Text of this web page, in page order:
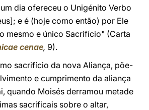
dia ofereceu o Unigénito Verbo
e é (hoje como então) por Ele
mesmo e único Sacrifício" (Carta
cenae, 9).
sacrifício da nova Aliança, põe-
e cumprimento da aliança
quando Moisés derramou metade
sacrificais sobre o altar,